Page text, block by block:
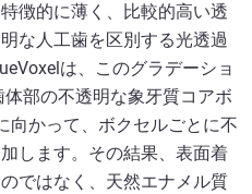
徴的に薄く、比較的高い透
な人工歯を区別する光透過
は、このグラデーショ
部の不透明な象牙質コアボ
向かって、ボクセルごとに不
します。その結果、表面着
ではなく、天然エナメル質